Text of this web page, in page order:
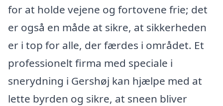
for at holde vejene og fortovene frie; det
er også en måde at sikre, at sikkerheden
er i top for alle, der færdes i området. Et
professionelt firma med speciale i
snerydning i Gershøj kan hjælpe med at
lette byrden og sikre, at sneen bliver